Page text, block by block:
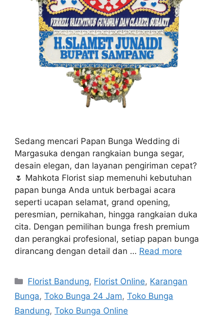
Sedang mencari Papan Bunga Wedding di
Margasuka dengan rangkaian bunga segar,
desain elegan, dan layanan pengiriman cepat?
🌷 Mahkota Florist siap memenuhi kebutuhan
papan bunga Anda untuk berbagai acara
seperti ucapan selamat, grand opening,
peresmian, pernikahan, hingga rangkaian duka
cita. Dengan pemilihan bunga fresh premium
dan perangkai profesional, setiap papan bunga
dirancang dengan detail dan … Read more
Florist Bandung, Florist Online, Karangan
Bunga, Toko Bunga 24 Jam, Toko Bunga
Bandung, Toko Bunga Online